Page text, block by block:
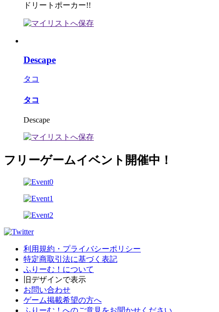
ドリートポーカー!!
Descape
タコ
タコ
Descape
フリーゲームイベント開催中！
利用規約・プライバシーポリシー
特定商取引法に基づく表記
ふりーむ！について
旧デザインで表示
お問い合わせ
ゲーム掲載希望の方へ
ふりーむ！へのご意見をお聞かせください